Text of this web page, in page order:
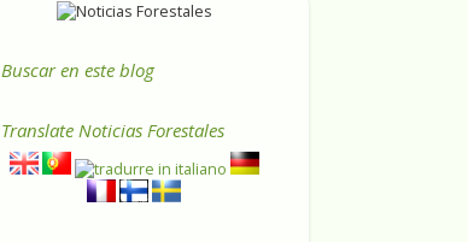
Buscar en este blog
Translate Noticias Forestales